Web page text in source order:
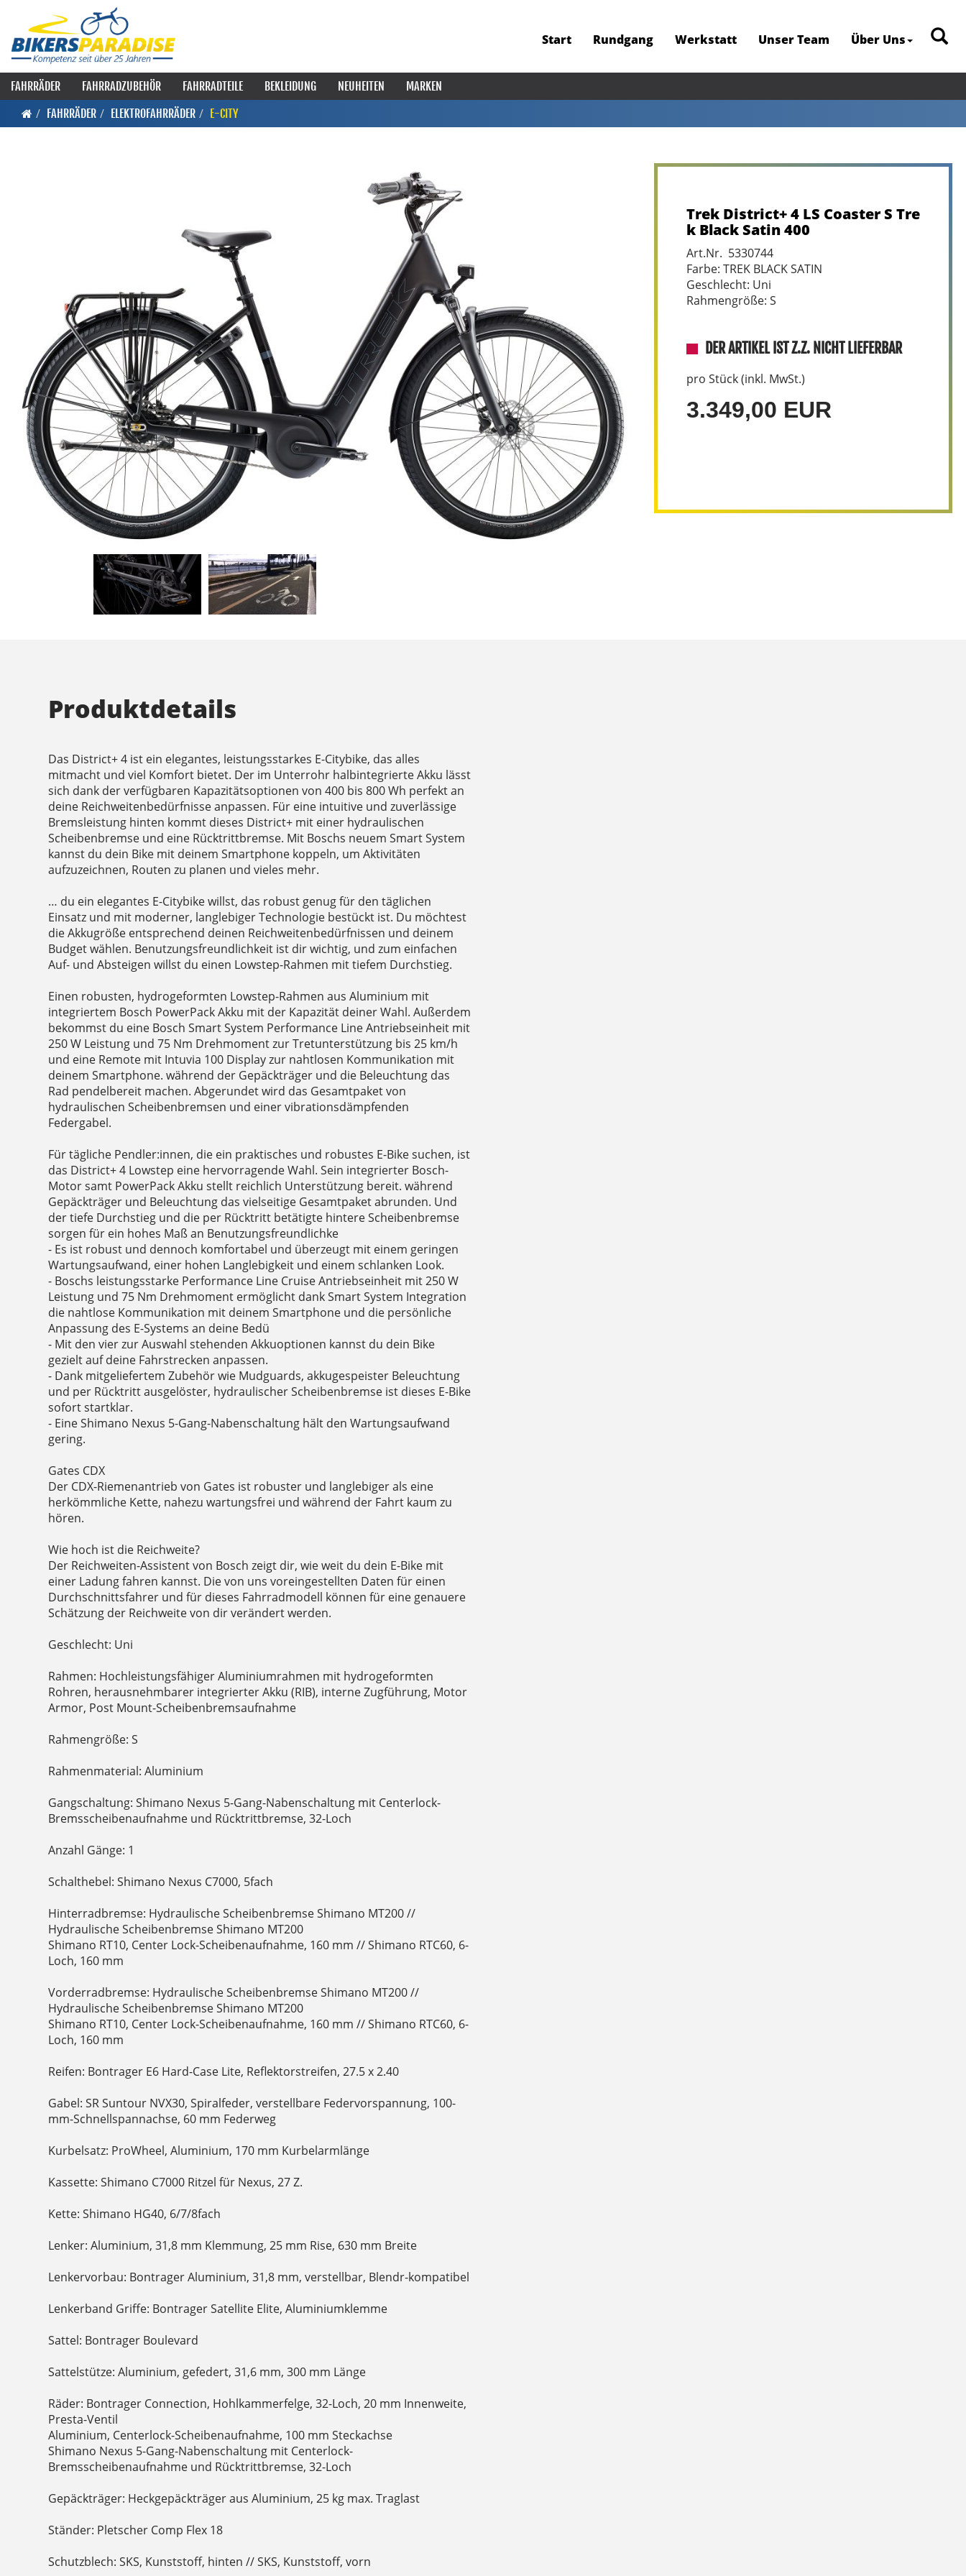
Start Rundgang Werkstatt Unser Team Über Uns
FAHRRÄDER FAHRRADZUBEHÖR FAHRRADTEILE BEKLEIDUNG NEUHEITEN
MARKEN
FAHRRÄDER
ELEKTROFAHRRÄDER E-CITY
Trek District+ 4 LS Coaster S Tre
k Black Satin 400
Art.Nr. 5330744
Farbe: TREK BLACK SATIN
Geschlecht: Uni
Rahmengröße: S
DER ARTIKEL IST Z.Z. NICHT LIEFERBAR
pro Stück (inkl. MwSt.)
3.349,00 EUR
Produktdetails
Das District+ 4 ist ein elegantes, leistungsstarkes E-Citybike, das alles
mitmacht und viel Komfort bietet. Der im Unterrohr halbintegrierte Akku lässt
sich dank der verfügbaren Kapazitätsoptionen von 400 bis 800 Wh perfekt an
deine Reichweitenbedürfnisse anpassen. Für eine intuitive und zuverlässige
Bremsleistung hinten kommt dieses District+ mit einer hydraulischen
Scheibenbremse und eine Rücktrittbremse. Mit Boschs neuem Smart System
kannst du dein Bike mit deinem Smartphone koppeln, um Aktivitäten
aufzuzeichnen, Routen zu planen und vieles mehr.
… du ein elegantes E-Citybike willst, das robust genug für den täglichen
Einsatz und mit moderner, langlebiger Technologie bestückt ist. Du möchtest
die Akkugröße entsprechend deinen Reichweitenbedürfnissen und deinem
Budget wählen. Benutzungsfreundlichkeit ist dir wichtig, und zum einfachen
Auf- und Absteigen willst du einen Lowstep-Rahmen mit tiefem Durchstieg.
Einen robusten, hydrogeformten Lowstep-Rahmen aus Aluminium mit
integriertem Bosch PowerPack Akku mit der Kapazität deiner Wahl. Außerdem
bekommst du eine Bosch Smart System Performance Line Antriebseinheit mit
250 W Leistung und 75 Nm Drehmoment zur Tretunterstützung bis 25 km/h
und eine Remote mit Intuvia 100 Display zur nahtlosen Kommunikation mit
deinem Smartphone. während der Gepäckträger und die Beleuchtung das
Rad pendelbereit machen. Abgerundet wird das Gesamtpaket von
hydraulischen Scheibenbremsen und einer vibrationsdämpfenden
Federgabel.
Für tägliche Pendler:innen, die ein praktisches und robustes E-Bike suchen, ist
das District+ 4 Lowstep eine hervorragende Wahl. Sein integrierter Bosch-
Motor samt PowerPack Akku stellt reichlich Unterstützung bereit. während
Gepäckträger und Beleuchtung das vielseitige Gesamtpaket abrunden. Und
der tiefe Durchstieg und die per Rücktritt betätigte hintere Scheibenbremse
sorgen für ein hohes Maß an Benutzungsfreundlichke
- Es ist robust und dennoch komfortabel und überzeugt mit einem geringen
Wartungsaufwand, einer hohen Langlebigkeit und einem schlanken Look.
- Boschs leistungsstarke Performance Line Cruise Antriebseinheit mit 250 W
Leistung und 75 Nm Drehmoment ermöglicht dank Smart System Integration
die nahtlose Kommunikation mit deinem Smartphone und die persönliche
Anpassung des E-Systems an deine Bedü
- Mit den vier zur Auswahl stehenden Akkuoptionen kannst du dein Bike
gezielt auf deine Fahrstrecken anpassen.
- Dank mitgeliefertem Zubehör wie Mudguards, akkugespeister Beleuchtung
und per Rücktritt ausgelöster, hydraulischer Scheibenbremse ist dieses E-Bike
sofort startklar.
- Eine Shimano Nexus 5-Gang-Nabenschaltung hält den Wartungsaufwand
gering.
Gates CDX
Der CDX-Riemenantrieb von Gates ist robuster und langlebiger als eine
herkömmliche Kette, nahezu wartungsfrei und während der Fahrt kaum zu
hören.
Wie hoch ist die Reichweite?
Der Reichweiten-Assistent von Bosch zeigt dir, wie weit du dein E-Bike mit
einer Ladung fahren kannst. Die von uns voreingestellten Daten für einen
Durchschnittsfahrer und für dieses Fahrradmodell können für eine genauere
Schätzung der Reichweite von dir verändert werden.
Geschlecht: Uni
Rahmen: Hochleistungsfähiger Aluminiumrahmen mit hydrogeformten
Rohren, herausnehmbarer integrierter Akku (RIB), interne Zugführung, Motor
Armor, Post Mount-Scheibenbremsaufnahme
Rahmengröße: S
Rahmenmaterial: Aluminium
Gangschaltung: Shimano Nexus 5-Gang-Nabenschaltung mit Centerlock-
Bremsscheibenaufnahme und Rücktrittbremse, 32-Loch
Anzahl Gänge: 1
Schalthebel: Shimano Nexus C7000, 5fach
Hinterradbremse: Hydraulische Scheibenbremse Shimano MT200 //
Hydraulische Scheibenbremse Shimano MT200
Shimano RT10, Center Lock-Scheibenaufnahme, 160 mm // Shimano RTC60, 6-
Loch, 160 mm
Vorderradbremse: Hydraulische Scheibenbremse Shimano MT200 //
Hydraulische Scheibenbremse Shimano MT200
Shimano RT10, Center Lock-Scheibenaufnahme, 160 mm // Shimano RTC60, 6-
Loch, 160 mm
Reifen: Bontrager E6 Hard-Case Lite, Reflektorstreifen, 27.5 x 2.40
Gabel: SR Suntour NVX30, Spiralfeder, verstellbare Federvorspannung, 100-
mm-Schnellspannachse, 60 mm Federweg
Kurbelsatz: ProWheel, Aluminium, 170 mm Kurbelarmlänge
Kassette: Shimano C7000 Ritzel für Nexus, 27 Z.
Kette: Shimano HG40, 6/7/8fach
Lenker: Aluminium, 31,8 mm Klemmung, 25 mm Rise, 630 mm Breite
Lenkervorbau: Bontrager Aluminium, 31,8 mm, verstellbar, Blendr-kompatibel
Lenkerband Griffe: Bontrager Satellite Elite, Aluminiumklemme
Sattel: Bontrager Boulevard
Sattelstütze: Aluminium, gefedert, 31,6 mm, 300 mm Länge
Räder: Bontrager Connection, Hohlkammerfelge, 32-Loch, 20 mm Innenweite,
Presta-Ventil
Aluminium, Centerlock-Scheibenaufnahme, 100 mm Steckachse
Shimano Nexus 5-Gang-Nabenschaltung mit Centerlock-
Bremsscheibenaufnahme und Rücktrittbremse, 32-Loch
Gepäckträger: Heckgepäckträger aus Aluminium, 25 kg max. Traglast
Ständer: Pletscher Comp Flex 18
Schutzblech: SKS, Kunststoff, hinten // SKS, Kunststoff, vorn